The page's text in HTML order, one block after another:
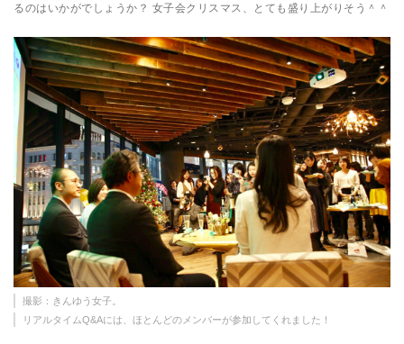
るのはいかがでしょうか？ 女子会クリスマス、とても盛り上がりそう＾＾
撮影：きんゆう女子。
リアルタイムQ&Aには、ほとんどのメンバーが参加してくれました！